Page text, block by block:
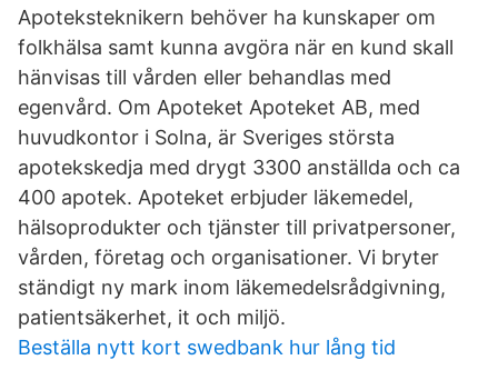
Apoteksteknikern behöver ha kunskaper om
folkhälsa samt kunna avgöra när en kund skall
hänvisas till vården eller behandlas med
egenvård. Om Apoteket Apoteket AB, med
huvudkontor i Solna, är Sveriges största
apotekskedja med drygt 3300 anställda och ca
400 apotek. Apoteket erbjuder läkemedel,
hälsoprodukter och tjänster till privatpersoner,
vården, företag och organisationer. Vi bryter
ständigt ny mark inom läkemedelsrådgivning,
patientsäkerhet, it och miljö.
Beställa nytt kort swedbank hur lång tid